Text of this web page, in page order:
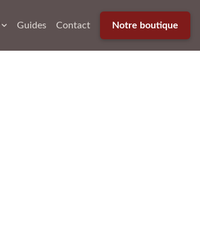
Guides Contact Notre boutique